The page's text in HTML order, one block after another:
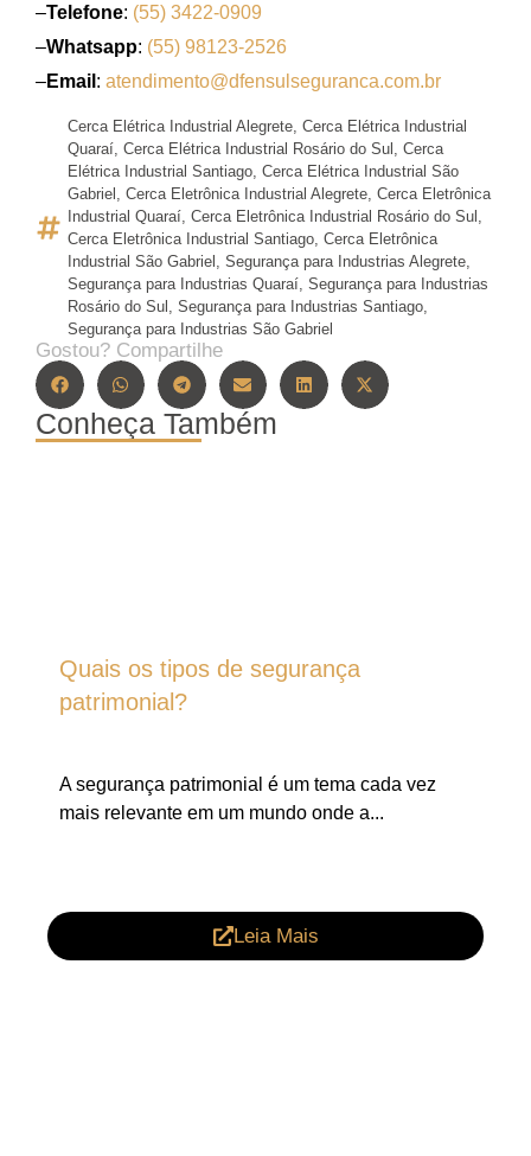
–Telefone: (55) 3422-0909
–Whatsapp: (55) 98123-2526
–Email : atendimento@dfensulseguranca.com.br
Cerca Elétrica Industrial Alegrete, Cerca Elétrica Industrial
Quaraí, Cerca Elétrica Industrial Rosário do Sul , Cerca
Elétrica Industrial Santiago, Cerca Elétrica Industrial São
Gabriel , Cerca Eletrônica Industrial Alegrete, Cerca Eletrônica
Industrial Quaraí, Cerca Eletrônica Industrial Rosário do Sul ,
Cerca Eletrônica Industrial Santiago, Cerca Eletrônica
Industrial São Gabriel , Segurança para Industrias Alegrete,
Segurança para Industrias Quaraí, Segurança para Industrias
Rosário do Sul , Segurança para Industrias Santiago,
Segurança para Industrias São Gabriel
Gostou? Compartilhe
Conheça Também
Quais os tipos de segurança
patrimonial?
A segurança patrimonial é um tema cada vez
mais relevante em um mundo onde a...
Leia Mais